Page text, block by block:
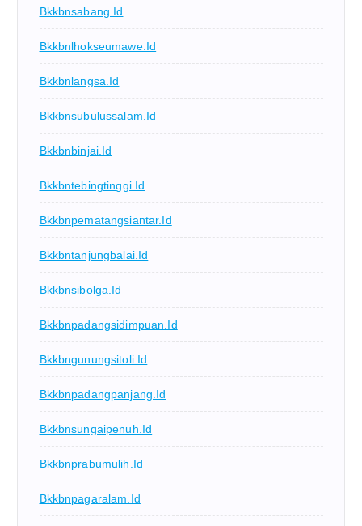
Bkkbnsabang.id
Bkkbnlhokseumawe.id
Bkkbnlangsa.id
Bkkbnsubulussalam.id
Bkkbnbinjai.id
Bkkbntebingtinggi.id
Bkkbnpematangsiantar.id
Bkkbntanjungbalai.id
Bkkbnsibolga.id
Bkkbnpadangsidimpuan.id
Bkkbngunungsitoli.id
Bkkbnpadangpanjang.id
Bkkbnsungaipenuh.id
Bkkbnprabumulih.id
Bkkbnpagaralam.id